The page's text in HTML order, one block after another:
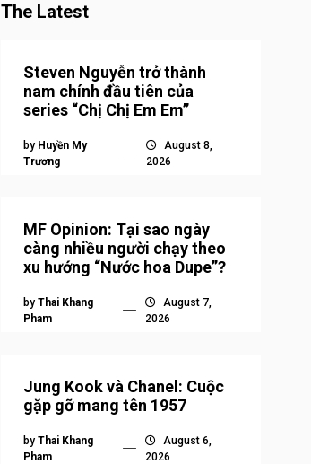
The Latest
Steven Nguyễn trở thành
nam chính đầu tiên của
series “Chị Chị Em Em”
by Huyền My
Trương
August 8,
2026
MF Opinion: Tại sao ngày
càng nhiều người chạy theo
xu hướng “Nước hoa Dupe”?
by Thai Khang
Pham
August 7,
2026
Jung Kook và Chanel: Cuộc
gặp gỡ mang tên 1957
by Thai Khang
Pham
August 6,
2026